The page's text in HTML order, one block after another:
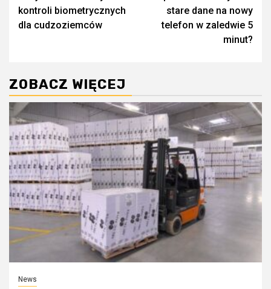
kontroli biometrycznych
dla cudzoziemców
stare dane na nowy
telefon w zaledwie 5
minut?
ZOBACZ WIĘCEJ
News